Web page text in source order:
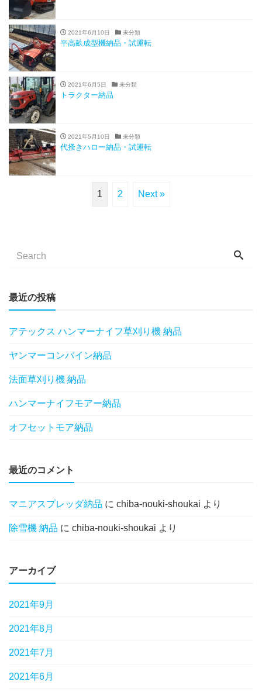
2021年6月10日 未分類
平高畝成型機納品・試運転
2021年6月5日 未分類
トラクター納品
2021年5月10日 未分類
代搔きハロー納品・試運転
1 2 Next »
最近の投稿
アテックス ハンマーナイフ草刈り機 納品
ヤンマーコンバイン納品
法面草刈り機 納品
ハンマーナイフモアー納品
オフセットモア納品
最近のコメント
マニアスプレッダ納品 に chiba-nouki-shoukai より
除雪機 納品 に chiba-nouki-shoukai より
アーカイブ
2021年9月
2021年8月
2021年7月
2021年6月